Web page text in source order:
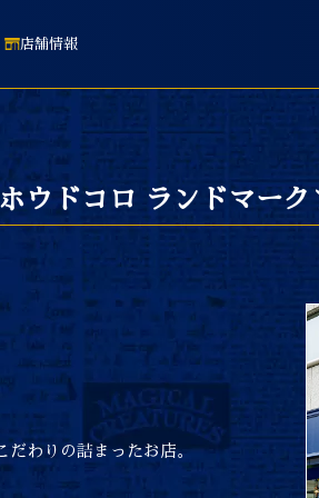
店舗情報
ウドコロ ランドマーク
だわりの詰まったお店。